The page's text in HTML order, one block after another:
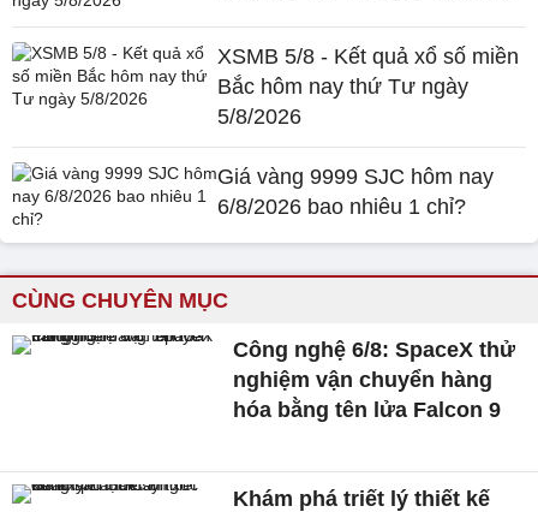
XSMB 5/8 - Kết quả xổ số miền
Bắc hôm nay thứ Tư ngày
5/8/2026
Giá vàng 9999 SJC hôm nay
6/8/2026 bao nhiêu 1 chỉ?
CÙNG CHUYÊN MỤC
Công nghệ 6/8: SpaceX thử
nghiệm vận chuyển hàng
hóa bằng tên lửa Falcon 9
Khám phá triết lý thiết kế